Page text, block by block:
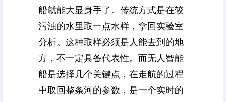
船就能大显身手了。传统方式是在较
污浊的水里取一点水样，拿回实验室
分析。这种取样必须是人能去到的地
方，不一定具备代表性。而无人智能
船是选择几个关键点，在走航的过程
中取回整条河的参数，是一个实时的